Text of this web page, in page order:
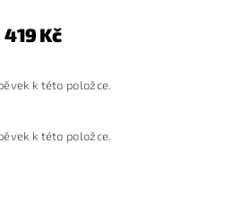
419 Kč
k této položce.
k této položce.